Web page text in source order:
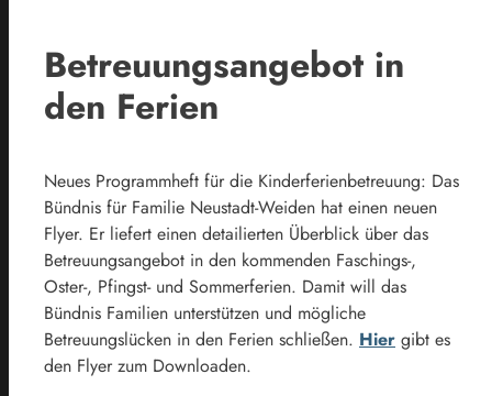
Betreuungsangebot in
den Ferien
Neues Programmheft für die Kinderferienbetreuung: Das
Bündnis für Familie Neustadt-Weiden hat einen neuen
Flyer. Er liefert einen detailierten Überblick über das
Betreuungsangebot in den kommenden Faschings-,
Oster-, Pfingst- und Sommerferien. Damit will das
Bündnis Familien unterstützen und mögliche
Betreuungslücken in den Ferien schließen. Hier gibt es
den Flyer zum Downloaden.